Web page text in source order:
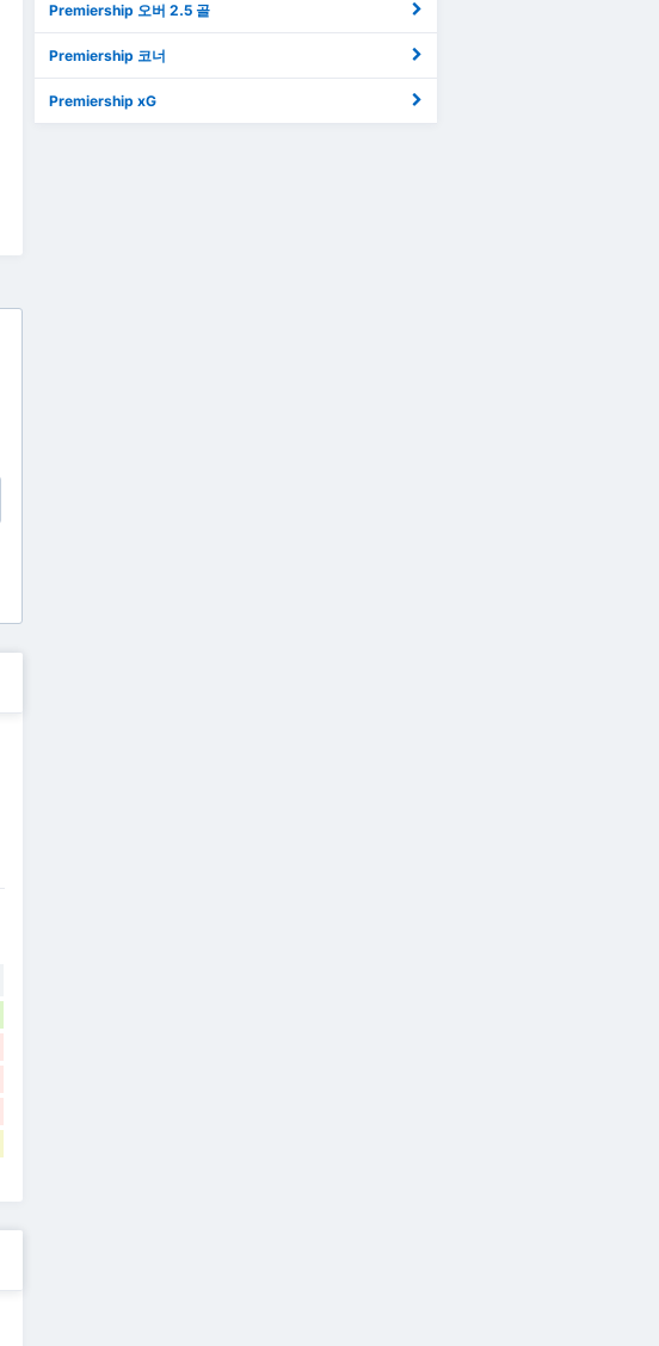
Premiership 오버 2.5 골
Premiership 코너
Premiership xG